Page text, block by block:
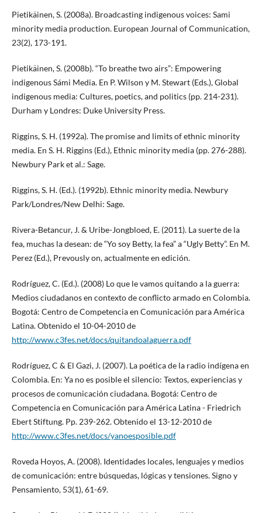
Pietikäinen, S. (2008a). Broadcasting indigenous voices: Sami
minority media production. European Journal of Communication,
23(2), 173-191.
Pietikäinen, S. (2008b). “To breathe two airs”: Empowering
indigenous Sámi Media. En P. Wilson y M. Stewart (Eds.), Global
indigenous media: Cultures, poetics, and politics (pp. 214-231).
Durham y Londres: Duke University Press.
Riggins, S. H. (1992a). The promise and limits of ethnic minority
media. En S. H. Riggins (Ed.), Ethnic minority media (pp. 276-288).
Newbury Park et al.: Sage.
Riggins, S. H. (Ed.). (1992b). Ethnic minority media. Newbury
Park/Londres/New Delhi: Sage.
Rivera-Betancur, J. & Uribe-Jongbloed, E. (2011). La suerte de la
fea, muchas la desean: de “Yo soy Betty, la fea” a “Ugly Betty”. En M.
Perez (Ed.), Prevously on, actualmente en edición.
Rodríguez, C. (Ed.). (2008) Lo que le vamos quitando a la guerra:
Medios ciudadanos en contexto de conflicto armado en Colombia.
Bogotá: Centro de Competencia en Comunicación para América
Latina. Obtenido el 10-04-2010 de
http://www.c3fes.net/docs/quitandoalaguerra.pdf
Rodríguez, C & El Gazi, J. (2007). La poética de la radio indígena en
Colombia. En: Ya no es posible el silencio: Textos, experiencias y
procesos de comunicación ciudadana. Bogotá: Centro de
Competencia en Comunicación para América Latina - Friedrich
Ebert Stiftung. Pp. 239-262. Obtenido el 13-12-2010 de
http://www.c3fes.net/docs/yanoesposible.pdf
Roveda Hoyos, A. (2008). Identidades locales, lenguajes y medios
de comunicación: entre búsquedas, lógicas y tensiones. Signo y
Pensamiento, 53(1), 61-69.